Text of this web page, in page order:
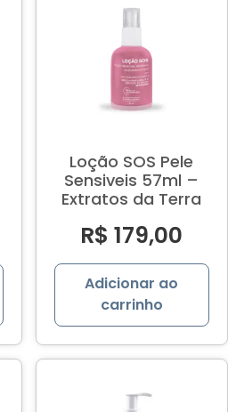
Loção SOS Pele
Sensiveis 57ml –
Extratos da Terra
R$ 179,00
Adicionar ao
carrinho